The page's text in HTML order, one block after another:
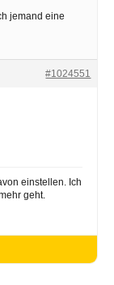
jemand eine
#1024551
einstellen. Ich
geht.